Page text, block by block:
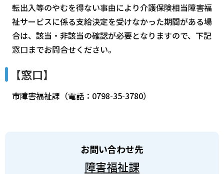
転出入等のやむを得ない事由により介護保険相当障害福
祉サービスに係る支給決定を受けなかった期間がある場
合は、該当・非該当の確認が必要となりますので、下記
窓口までお問合せください。
【窓口】
市障害福祉課（電話：0798-35-3780）
お問い合わせ先
障害福祉課